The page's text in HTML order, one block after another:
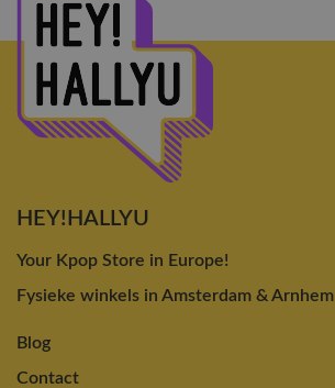
HEY!HALLYU
Your Kpop Store in Europe!
Fysieke winkels in Amsterdam & Arnhem
Blog
Contact